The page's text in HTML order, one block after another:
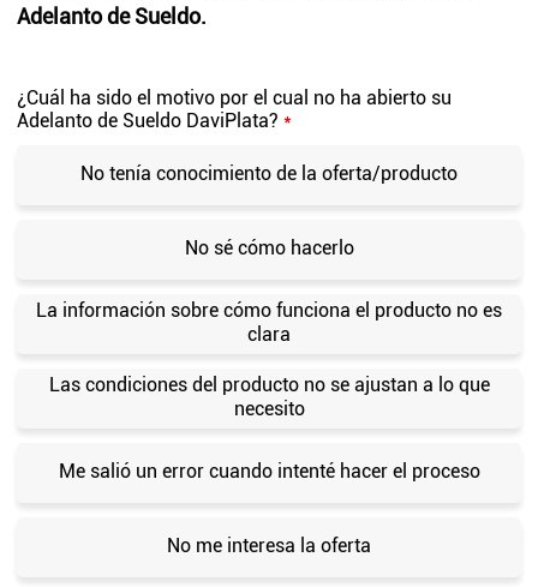
Adelanto de Sueldo.
¿Cuál ha sido el motivo por el cual no ha abierto su
Adelanto de Sueldo DaviPlata? *
No tenía conocimiento de la oferta/producto
No sé cómo hacerlo
La información sobre cómo funciona el producto no es
clara
Las condiciones del producto no se ajustan a lo que
necesito
Me salió un error cuando intenté hacer el proceso
No me interesa la oferta